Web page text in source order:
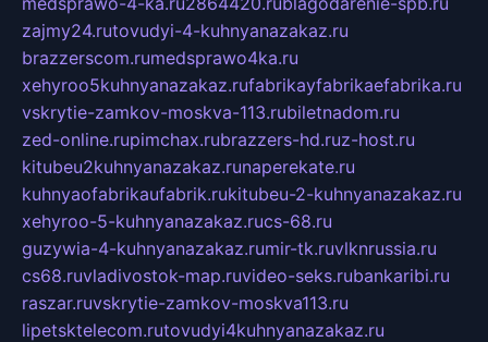
zajmy24.rutovudyi-4-kuhnyanazakaz.ru
brazzerscom.rumedsprawo4ka.ru
xehyroo5kuhnyanazakaz.rufabrikayfabrikaefabrika.ru
vskrytie-zamkov-moskva-113.rubiletnadom.ru
zed-online.rupimchax.rubrazzers-hd.ruz-host.ru
kitubeu2kuhnyanazakaz.runaperekate.ru
kuhnyaofabrikaufabrik.rukitubeu-2-kuhnyanazakaz.ru
xehyroo-5-kuhnyanazakaz.rucs-68.ru
guzywia-4-kuhnyanazakaz.rumir-tk.ruvlknrussia.ru
cs68.ruvladivostok-map.ruvideo-seks.rubankaribi.ru
raszar.ruvskrytie-zamkov-moskva113.ru
lipetsktelecom.rutovudyi4kuhnyanazakaz.ru